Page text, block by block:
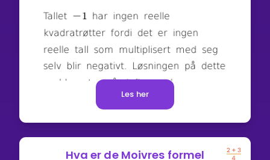
Les her
Hva er de Moivres formel